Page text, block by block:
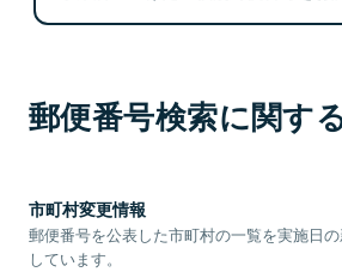
郵便番号検索に関す
市町村変更情報
郵便番号を公表した市町村の一覧を実施日
しています。